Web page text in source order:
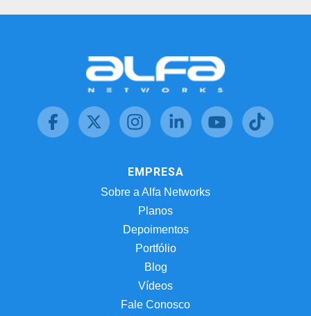
EMPRESA
Sobre a Alfa Networks
Planos
Depoimentos
Portfólio
Blog
Vídeos
Fale Conosco